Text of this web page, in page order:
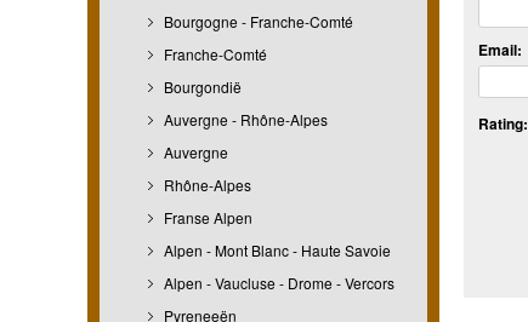
Bourgogne - Franche-Comté
Franche-Comté
Bourgondië
Auvergne - Rhône-Alpes
Auvergne
Rhône-Alpes
Franse Alpen
Alpen - Mont Blanc - Haute Savoie
Alpen - Vaucluse - Drome - Vercors
Pyreneeën
Email:
Rating: